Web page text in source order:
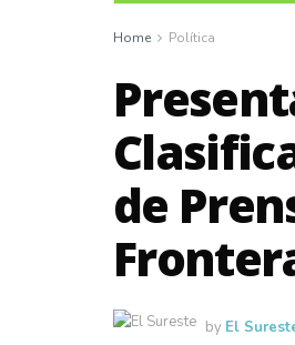
Home Política
de
by El